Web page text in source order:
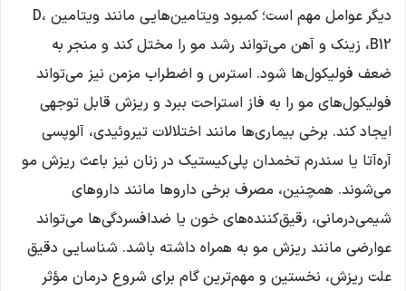
دیگر عوامل مهم است؛ کمبود ویتامین‌هایی مانند ویتامین D،
B12، زینک و آهن می‌تواند رشد مو را مختل کند و منجر به
ضعف فولیکول‌ها شود. استرس و اضطراب مزمن نیز می‌تواند
فولیکول‌های مو را به فاز استراحت ببرد و ریزش قابل توجهی
ایجاد کند. برخی بیماری‌ها مانند اختلالات تیروئیدی، آلوپسی
آره‌آتا یا سندرم تخمدان پلی‌کیستیک در زنان نیز باعث ریزش مو
می‌شوند. همچنین، مصرف برخی داروها مانند داروهای
شیمی‌درمانی، رقیق‌کننده‌های خون یا ضدافسردگی‌ها می‌تواند
عوارضی مانند ریزش مو به همراه داشته باشد. شناسایی دقیق
علت ریزش، نخستین و مهم‌ترین گام برای شروع درمان مؤثر